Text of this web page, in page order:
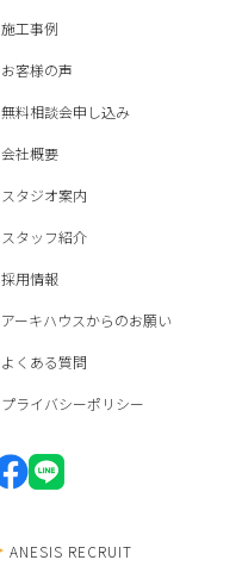
施工事例
お客様の声
無料相談会申し込み
会社概要
スタジオ案内
スタッフ紹介
採用情報
アーキハウスからのお願い
よくある質問
プライバシーポリシー
ANESIS RECRUIT